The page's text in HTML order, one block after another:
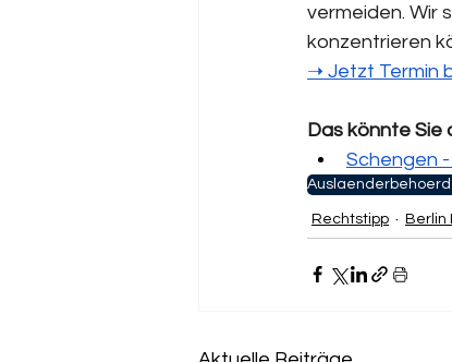
vermeiden. Wir
konzentrieren
➝‬ Jetzt Termin
Das könnte Sie
Schengen
Rechtstipp Berlin